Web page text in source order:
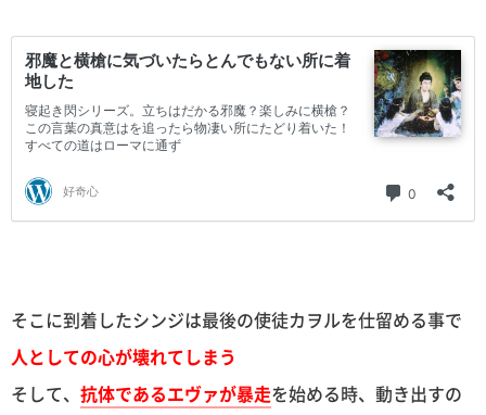
そこに到着したシンジは最後の使徒カヲルを仕留める事で
人としての心が壊れてしまう
そして、 抗体であるエヴァが暴走を始める時、動き出すの